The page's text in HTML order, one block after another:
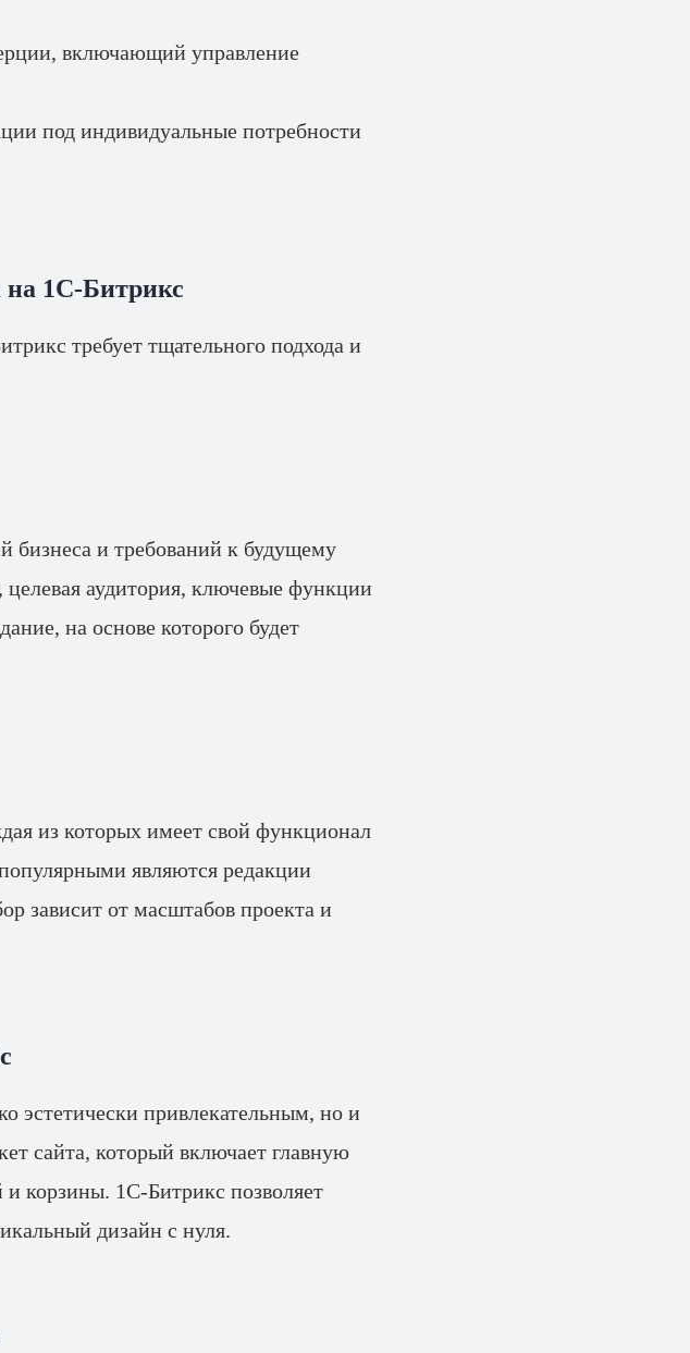
включающий управление
под индивидуальные потребности
на 1С-Битрикс
требует тщательного подхода и
бизнеса и требований к будущему
аудитория, ключевые функции
на основе которого будет
из которых имеет свой функционал
являются редакции
зависит от масштабов проекта и
эстетически привлекательным, но и
сайта, который включает главную
и корзины. 1С-Битрикс позволяет
дизайн с нуля.